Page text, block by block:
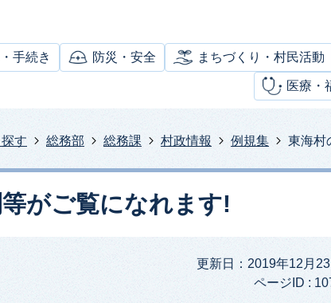
手続き 防災・安全 まちづくり・村民活動
医療・
す 総務部 総務課 村政情報 例規集 東海村
がご覧になれます!
更新日：2019年12月23
ページID :